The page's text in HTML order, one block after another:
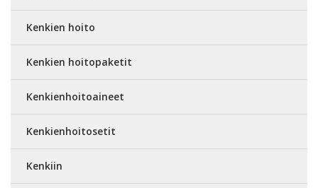
Kenkien hoito
Kenkien hoitopaketit
Kenkienhoitoaineet
Kenkienhoitosetit
Kenkiin